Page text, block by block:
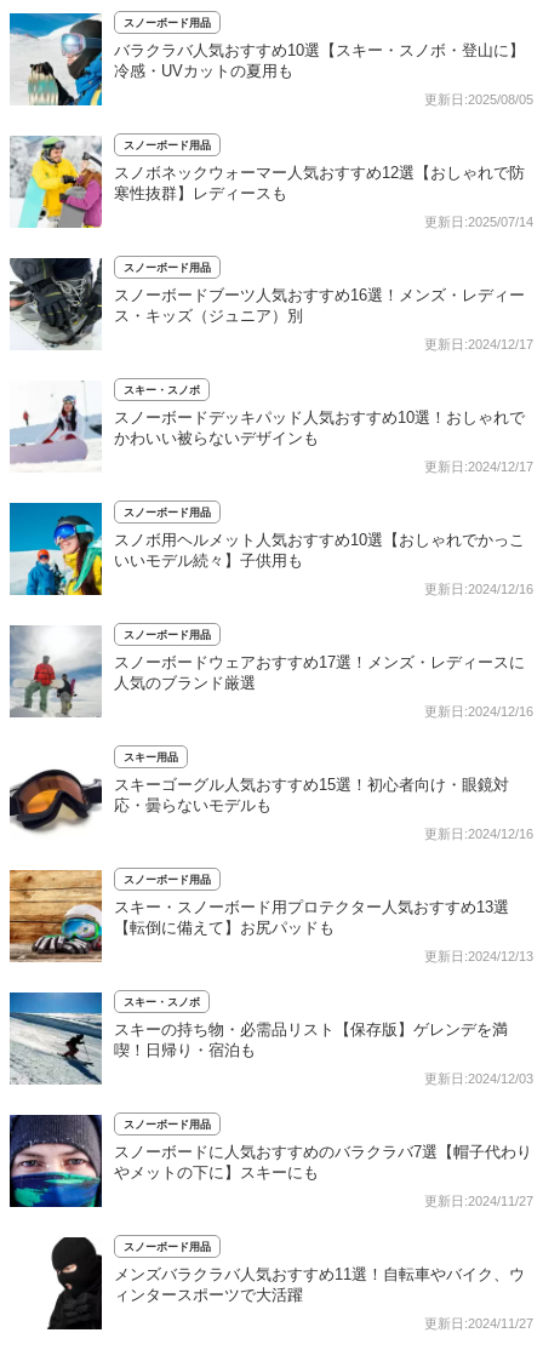
スノーボード用品
バラクラバ人気おすすめ10選【スキー・スノボ・登山に】
冷感・UVカットの夏用も
更新日:2025/08/05
スノーボード用品
スノボネックウォーマー人気おすすめ12選【おしゃれで防
寒性抜群】レディースも
更新日:2025/07/14
スノーボード用品
スノーボードブーツ人気おすすめ16選！メンズ・レディー
ス・キッズ（ジュニア）別
更新日:2024/12/17
スキー・スノボ
スノーボードデッキパッド人気おすすめ10選！おしゃれで
かわいい被らないデザインも
更新日:2024/12/17
スノーボード用品
スノボ用ヘルメット人気おすすめ10選【おしゃれでかっこ
いいモデル続々】子供用も
更新日:2024/12/16
スノーボード用品
スノーボードウェアおすすめ17選！メンズ・レディースに
人気のブランド厳選
更新日:2024/12/16
スキー用品
スキーゴーグル人気おすすめ15選！初心者向け・眼鏡対
応・曇らないモデルも
更新日:2024/12/16
スノーボード用品
スキー・スノーボード用プロテクター人気おすすめ13選
【転倒に備えて】お尻パッドも
更新日:2024/12/13
スキー・スノボ
スキーの持ち物・必需品リスト【保存版】ゲレンデを満
喫！日帰り・宿泊も
更新日:2024/12/03
スノーボード用品
スノーボードに人気おすすめのバラクラバ7選【帽子代わり
やメットの下に】スキーにも
更新日:2024/11/27
スノーボード用品
メンズバラクラバ人気おすすめ11選！自転車やバイク、ウ
ィンタースポーツで大活躍
更新日:2024/11/27